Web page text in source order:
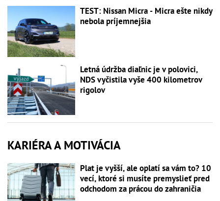
TEST: Nissan Micra - Micra ešte nikdy
nebola príjemnejšia
Letná údržba diaľnic je v polovici,
NDS vyčistila vyše 400 kilometrov
rigolov
KARIÉRA A MOTIVÁCIA
Plat je vyšší, ale oplatí sa vám to? 10
vecí, ktoré si musíte premyslieť pred
odchodom za prácou do zahraničia